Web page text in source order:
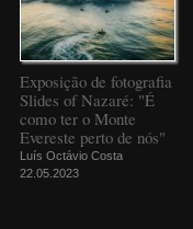
Exposição de fotografia
Slides of Nazaré: "É
como ter o Monte
Evereste perto de nós"
Luís Octávio Costa
22.05.2023